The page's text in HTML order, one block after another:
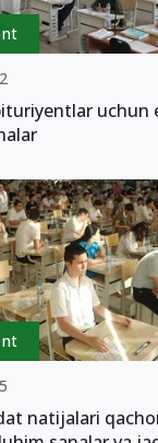
uchun
natijalari